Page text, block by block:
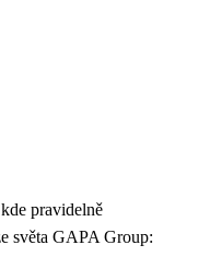
pravidelně
světa GAPA Group: